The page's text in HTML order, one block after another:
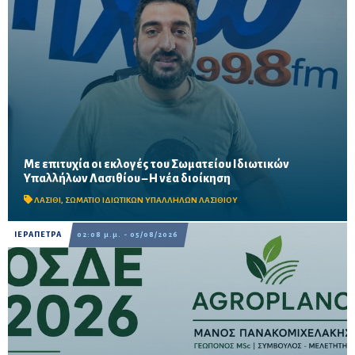
Με επιτυχία οι εκλογές του Σωματείου Ιδιωτικών
Υπαλλήλων Λασιθίου – Η νέα διοίκηση
ΛΑΣΙΘΙ, ΣΩΜΑΤΙΟ ΙΔΙΩΤΙΚΩΝ ΥΠΑΛΛΗΛΩΝ ΛΑΣΙΘΙΟΥ
Μαζική συμμετοχή εργαζομένων στις εκλογικές διαδικασίες σε
Άγιο Νικόλαο, Σητεία και Ιεράπετρα – Στο επίκεντρο οι
διεκδικήσεις για εργασιακά δικαιώματα, αυξήσεις...
ΙΕΡΑΠΕΤΡΑ 02:08 μ.μ. - 05/08/2026